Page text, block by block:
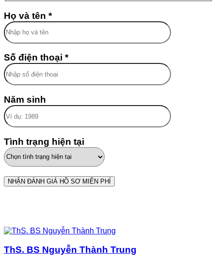
Họ và tên *
Số điện thoại *
Năm sinh
Tình trạng hiện tại
ThS. BS Nguyễn Thành Trung